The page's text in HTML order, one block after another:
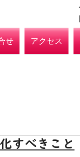
せ アクセス
すべきこと